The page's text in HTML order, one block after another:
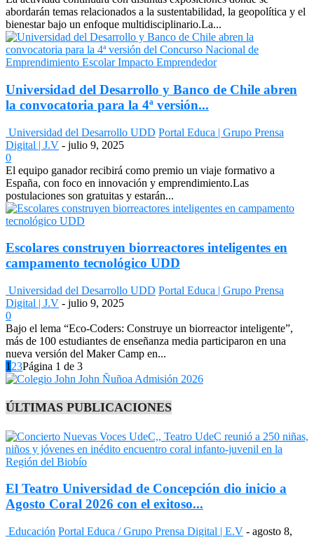
abordarán temas relacionados a la sustentabilidad, la geopolítica y el
bienestar bajo un enfoque multidisciplinario.La...
Universidad del Desarrollo y Banco de Chile abren
la convocatoria para la 4ª versión...
Universidad del Desarrollo UDD Portal Educa | Grupo Prensa
Digital | J.V - julio 9, 2025
0
El equipo ganador recibirá como premio un viaje formativo a
España, con foco en innovación y emprendimiento.Las
postulaciones son gratuitas y estarán...
Escolares construyen biorreactores inteligentes en
campamento tecnológico UDD
Universidad del Desarrollo UDD Portal Educa | Grupo Prensa
Digital | J.V - julio 9, 2025
0
Bajo el lema “Eco-Coders: Construye un biorreactor inteligente”,
más de 100 estudiantes de enseñanza media participaron en una
nueva versión del Maker Camp en...
1 23Página 1 de 3
ÚLTIMAS PUBLICACIONES
El Teatro Universidad de Concepción dio inicio a
Agosto Coral 2026 con el exitoso...
Educación Portal Educa / Grupo Prensa Digital | E.V - agosto 8,